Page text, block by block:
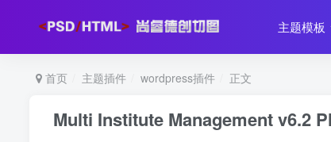
主题模板
首页 主题插件 wordpress插件 正文
Multi Institute Management v6.2